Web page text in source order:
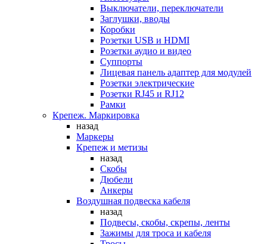
Выключатели, переключатели
Заглушки, вводы
Коробки
Розетки USB и HDMI
Розетки аудио и видео
Суппорты
Лицевая панель адаптер для модулей
Розетки электрические
Розетки RJ45 и RJ12
Рамки
Крепеж. Маркировка
назад
Маркеры
Крепеж и метизы
назад
Скобы
Дюбели
Анкеры
Воздушная подвеска кабеля
назад
Подвесы, скобы, скрепы, ленты
Зажимы для троса и кабеля